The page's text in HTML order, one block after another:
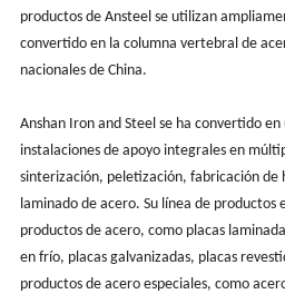
productos de Ansteel se utilizan
convertido en la columna vertebral de
nacionales de China.
Anshan Iron and Steel se ha convertido
instalaciones de apoyo integrales en
sinterización, peletización, fabricación de
laminado de acero. Su línea de productos
productos de acero, como placas
en frío, placas galvanizadas, placas
productos de acero especiales, como